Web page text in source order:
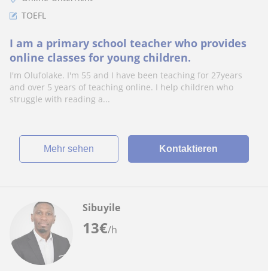
TOEFL
I am a primary school teacher who provides
online classes for young children.
I'm Olufolake. I'm 55 and I have been teaching for 27years
and over 5 years of teaching online. I help children who
struggle with reading a...
Mehr sehen Kontaktieren
13€/h
Sibuyile